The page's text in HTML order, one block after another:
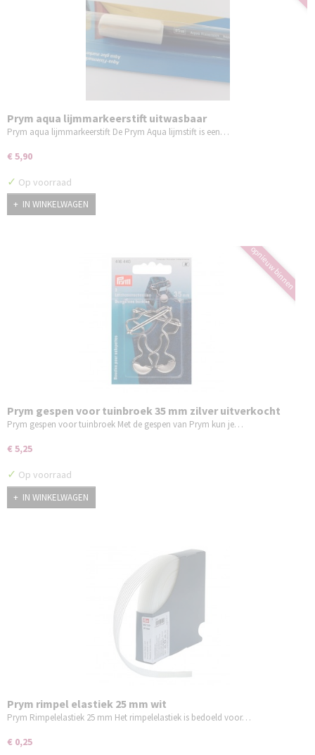
Prym aqua lijmmarkeerstift uitwasbaar
Prym aqua lijmmarkeerstift De Prym Aqua lijmstift is een…
€ 5,90
✓ Op voorraad
IN WINKELWAGEN
opnieuw binnen
Prym gespen voor tuinbroek 35 mm zilver uitverkocht
Prym gespen voor tuinbroek Met de gespen van Prym kun je…
€ 5,25
✓ Op voorraad
IN WINKELWAGEN
Prym rimpel elastiek 25 mm wit
Prym Rimpelelastiek 25 mm Het rimpelelastiek is bedoeld voor…
€ 0,25